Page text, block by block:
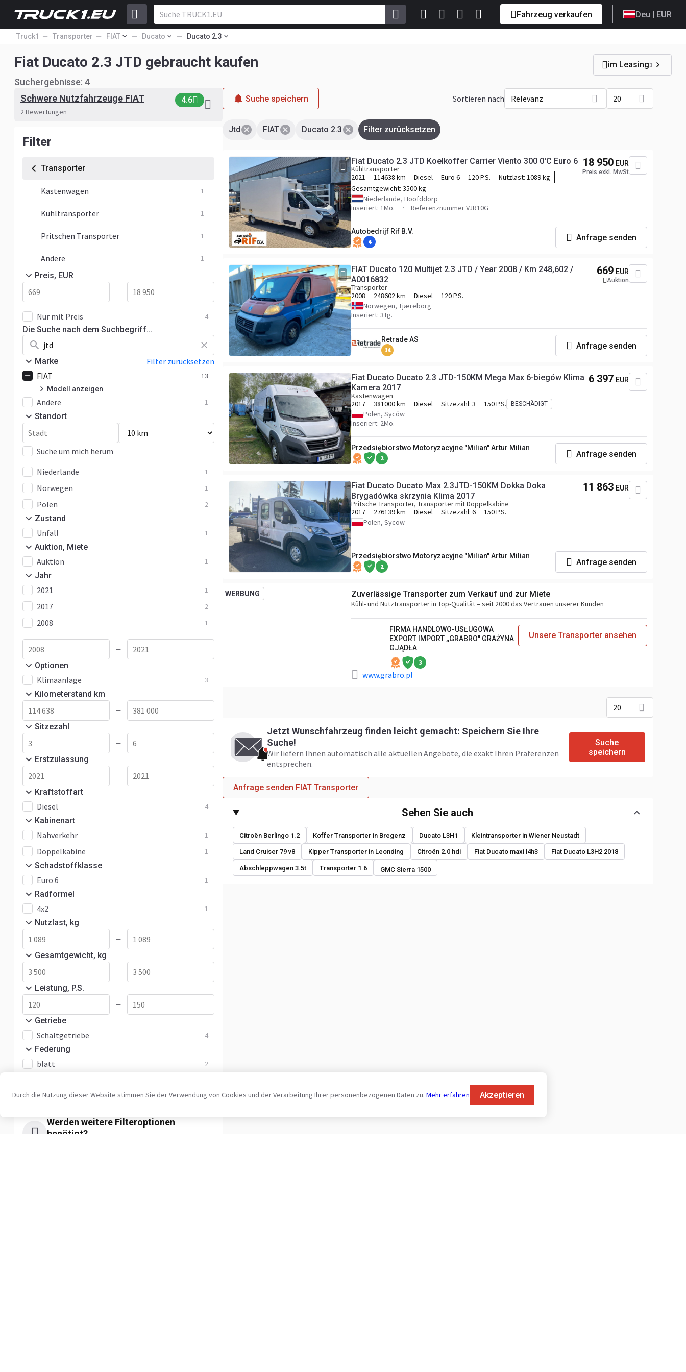
Fahrzeug verkaufen Deu | EUR
Truck1 Transporter FIAT Ducato Ducato 2.3
Fiat Ducato 2.3 JTD gebraucht kaufen
Suchergebnisse: 4
im Leasing3
Schwere Nutzfahrzeuge FIAT 4.6
2 Bewertungen
Filter
Transporter
Kastenwagen 1
Kühltransporter 1
Pritschen Transporter 1
Andere 1
Preis, EUR
—
Nur mit Preis 4
Die Suche nach dem Suchbegriff...
Marke
Filter zurücksetzen
FIAT
13
Modell anzeigen
Doblo 4
Ducato
2
Ducato 2.3
Ducato Maxi 1
2
Andere 1
Standort
Suche um mich herum
Niederlande
1
Norwegen 1
Polen 2
Zustand
Unfall 1
Auktion, Miete
Auktion 1
Jahr
2021 1
2017 2
2008 1
—
Optionen
Klimaanlage 3
Kilometerstand km
—
Sitzezahl
—
Erstzulassung
—
Kraftstoffart
Diesel 4
Kabinenart
Nahverkehr 1
Doppelkabine 1
Schadstoffklasse
Euro 6 1
Radformel
4x2 1
Nutzlast, kg
—
Gesamtgewicht, kg
—
Leistung, P.S.
—
Getriebe
Schaltgetriebe 4
Federung
blatt 2
Weiß 3
Werden weitere Filteroptionen
benötigt?
Suche speichern Sortieren nach Relevanz 20
Jtd FIAT Ducato 2.3 Filter zurücksetzen
Fiat Ducato 2.3 JTD Koelkoffer Carrier Viento 300 0'C Euro 6
Kühltransporter
2021
114638 km Diesel Euro 6 120 P.S. Nutzlast: 1089 kg
Gesamtgewicht: 3500 kg
Niederlande, Hoofddorp
Inseriert: 1Mo.
Referenznummer VJR10G
18 950 EUR
Preis exkl. MwSt
Autobedrijf Rif B.V.
4 Anfrage senden
FIAT Ducato 120 Multijet 2.3 JTD / Year 2008 / Km 248,602 /
A0016832
Transporter
2008
248602 km Diesel
120 P.S.
Norwegen, Tjæreborg
Inseriert: 3Tg.
669 EUR
Auktion
Retrade AS
14 Anfrage senden
Fiat Ducato Ducato 2.3 JTD-150KM Mega Max 6-biegów Klima
Kamera 2017
Kastenwagen
2017
381000 km Diesel Sitzezahl: 3 150 P.S. BESCHÄDIGT
Polen, Syców
Inseriert: 2Mo.
6 397 EUR
Przedsiębiorstwo Motoryzacyjne "Milian" Artur Milian
2 Anfrage senden
Fiat Ducato Ducato Max 2.3JTD-150KM Dokka Doka
Brygadówka skrzynia Klima 2017
Pritsche Transporter, Transporter mit Doppelkabine
2017
276139 km Diesel Sitzezahl: 6
150 P.S.
Polen, Sycow
11 863 EUR
Przedsiębiorstwo Motoryzacyjne "Milian" Artur Milian
2 Anfrage senden
WERBUNG Zuverlässige Transporter zum Verkauf und zur Miete
Kühl- und Nutztransporter in Top-Qualität – seit 2000 das Vertrauen unserer Kunden
FIRMA HANDLOWO-USŁUGOWA
EXPORT IMPORT ,,GRABRO" GRAŻYNA
GJĄDŁA
3
www.grabro.pl
Unsere Transporter ansehen
20
Jetzt Wunschfahrzeug finden leicht gemacht: Speichern Sie Ihre
Suche!
Wir liefern Ihnen automatisch alle aktuellen Angebote, die exakt Ihren Präferenzen
entsprechen.
Suche
speichern
Anfrage senden FIAT Transporter
Sehen Sie auch
Citroën Berlingo 1.2 Koffer Transporter in Bregenz Ducato L3H1 Kleintransporter in Wiener Neustadt
Land Cruiser 79 v8 Kipper Transporter in Leonding Citroën 2.0 hdi Fiat Ducato maxi l4h3 Fiat Ducato L3H2 2018
Abschleppwagen 3.5t Transporter 1.6 GMC Sierra 1500
Durch die Nutzung dieser Website stimmen Sie der Verwendung von Cookies und der Verarbeitung Ihrer personenbezogenen Daten zu. Mehr erfahren Akzeptieren